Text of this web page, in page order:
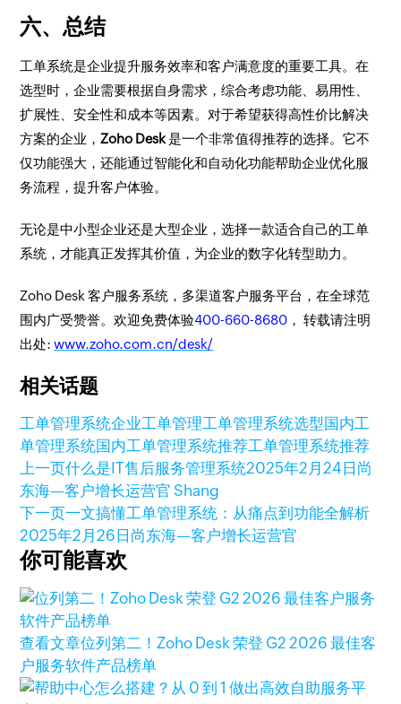
六、总结
工单系统是企业提升服务效率和客户满意度的重要工具。在
选型时，企业需要根据自身需求，综合考虑功能、易用性、
扩展性、安全性和成本等因素。对于希望获得高性价比解决
方案的企业，Zoho Desk是一个非常值得推荐的选择。它不
仅功能强大，还能通过智能化和自动化功能帮助企业优化服
务流程，提升客户体验。
无论是中小型企业还是大型企业，选择一款适合自己的工单
系统，才能真正发挥其价值，为企业的数字化转型助力。
Zoho Desk 客户服务系统，多渠道客户服务平台，在全球范
围内广受赞誉。欢迎免费体验400-660-8680 ， 转载请注明
出处:www.zoho.com.cn/desk/
相关话题
工单管理系统企业工单管理工单管理系统选型国内工
单管理系统国内工单管理系统推荐工单管理系统推荐
上一页什么是IT售后服务管理系统2025年2月24日 尚
东海—客户增长运营官 Shang
下一页一文搞懂工单管理系统：从痛点到功能全解析
2025年2月26日 尚东海—客户增长运营官
你可能喜欢
查看文章位列第二！Zoho Desk 荣登 G2 2026 最佳客
户服务软件产品榜单